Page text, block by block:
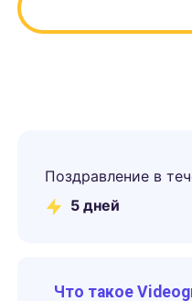
Поздравление в
5 дней
Что такое